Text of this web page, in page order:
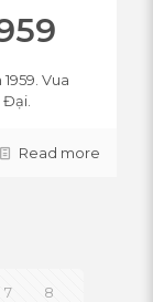
Vua
Read more
7 8